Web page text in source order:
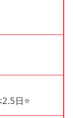
日⭐️